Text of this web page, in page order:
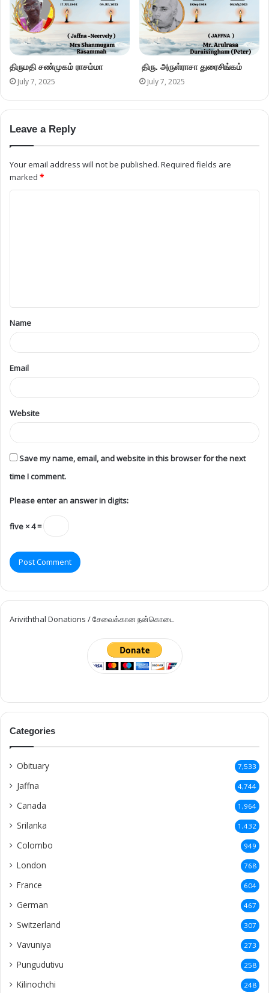
திருமதி சண்முகம் ராசம்மா
July 7, 2025
திரு. அருள்ராசா துரைசிங்கம்
July 7, 2025
Leave a Reply
Your email address will not be published. Required fields are
marked *
Name
Email
Website
Save my name, email, and website in this browser for the next
time I comment.
Please enter an answer in digits:
five × 4 =
Ariviththal Donations / சேவைக்கான நன்கொடை
Categories
Obituary 7,533
Jaffna 4,744
Canada 1,964
Srilanka 1,432
Colombo 949
London 768
France 604
German 467
Switzerland 307
Vavuniya 273
Pungudutivu 258
Kilinochchi 248